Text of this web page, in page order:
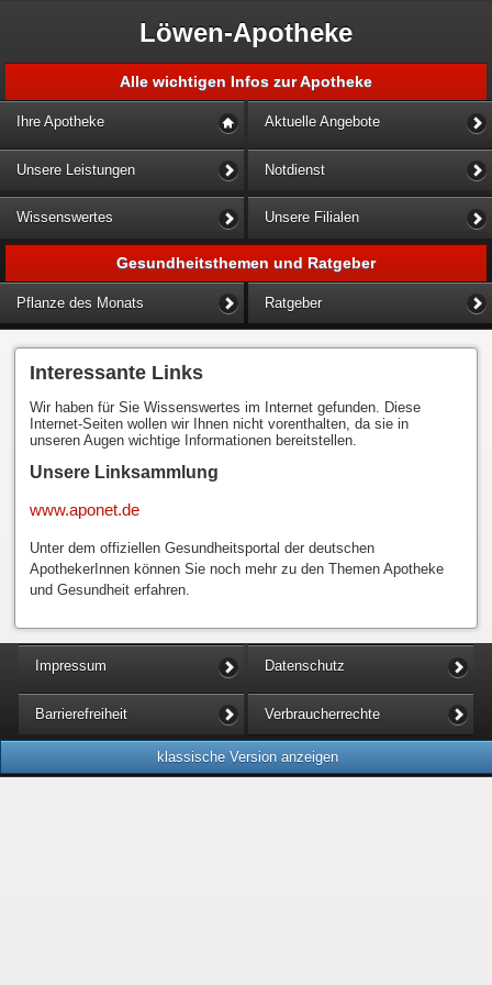
Löwen-Apotheke
Alle wichtigen Infos zur Apotheke
Ihre Apotheke Aktuelle Angebote
Unsere Leistungen Notdienst
Wissenswertes Unsere Filialen
Gesundheitsthemen und Ratgeber
Pflanze des Monats Ratgeber
Interessante Links
Wir haben für Sie Wissenswertes im Internet gefunden. Diese
Internet-Seiten wollen wir Ihnen nicht vorenthalten, da sie in
unseren Augen wichtige Informationen bereitstellen.
Unsere Linksammlung
www.aponet.de
Unter dem offiziellen Gesundheitsportal der deutschen
ApothekerInnen können Sie noch mehr zu den Themen Apotheke
und Gesundheit erfahren.
Impressum Datenschutz
Barrierefreiheit Verbraucherrechte
klassische Version anzeigen